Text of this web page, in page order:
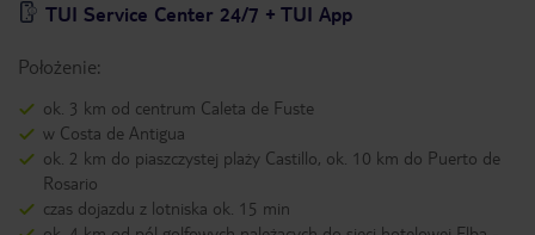
TUI Service Center 24/7 + TUI App
Położenie:
ok. 3 km od centrum Caleta de Fuste
w Costa de Antigua
ok. 2 km do piaszczystej plaży Castillo, ok. 10 km do Puerto de
Rosario
czas dojazdu z lotniska ok. 15 min